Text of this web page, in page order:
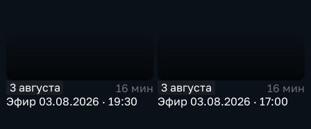
3 августа
16 мин
Эфир 03.08.2026 · 19:30
3 августа
16 мин
Эфир 03.08.2026 · 17:00